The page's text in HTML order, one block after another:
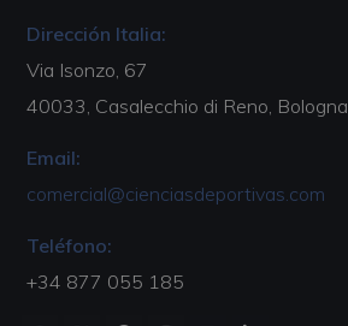
Dirección Italia:
Via Isonzo, 67
40033, Casalecchio di Reno, Bologna
Email:
comercial@cienciasdeportivas.com
Teléfono:
+34 877 055 185